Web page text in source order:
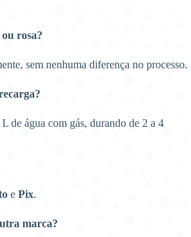
rosa?
sem nenhuma diferença no processo.
de água com gás, durando de 2 a 4
e Pix.
marca?